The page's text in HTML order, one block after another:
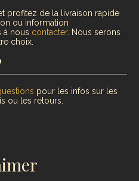
profitez de la livraison rapide
ou information
à nous contacter. Nous serons
choix.
pour les infos sur les
ou les retours.